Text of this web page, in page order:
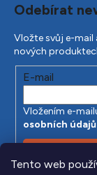
Tento web
Odebírat
Vložte svůj e-mail
nových
E-mail
Vložením e-
osobních údajů
PŘIHLÁSIT